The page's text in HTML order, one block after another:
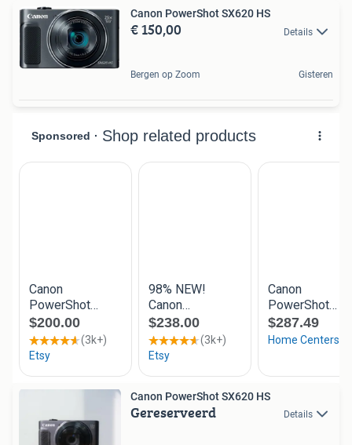
Canon PowerShot SX620 HS
€ 150,00 Details
Bergen op Zoom Gisteren
Canon PowerShot SX620 HS
Gereserveerd Details